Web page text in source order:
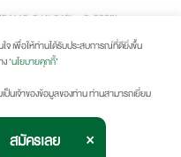
ใจ เพื่อให้ท่านได้รับประสบการณ์ที่ดียิ่งขึ้น
‘นโยบายคุกกี้’
นเจ้าของข้อมูลของท่าน ท่านสามารถเยี่ยม
city: 'City
} }, items: [ { item_id: 'SKU_12345',
Sneakers', item_category: 'Shoes -
×
สมัครเลย